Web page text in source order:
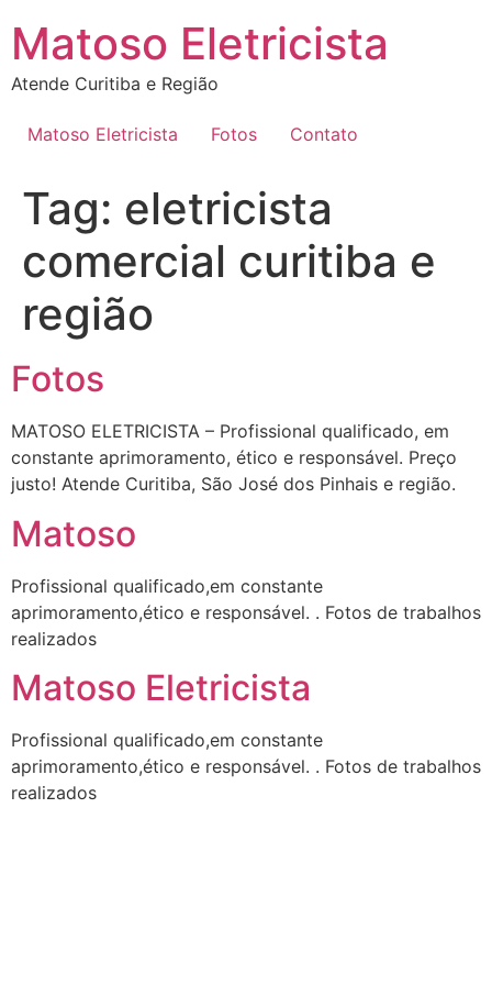
para
conteúdo
Matoso Eletricista
Atende Curitiba e Região
Matoso Eletricista Fotos Contato
Tag: eletricista
comercial curitiba e
região
Fotos
MATOSO ELETRICISTA – Profissional qualificado, em
constante aprimoramento, ético e responsável. Preço
justo! Atende Curitiba, São José dos Pinhais e região.
Matoso
Profissional qualificado,em constante
aprimoramento,ético e responsável. . Fotos de trabalhos
realizados
Matoso Eletricista
Profissional qualificado,em constante
aprimoramento,ético e responsável. . Fotos de trabalhos
realizados